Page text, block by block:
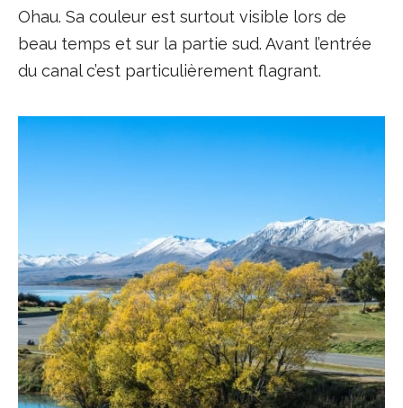
Ohau. Sa couleur est surtout visible lors de
beau temps et sur la partie sud. Avant l’entrée
du canal c’est particulièrement flagrant.